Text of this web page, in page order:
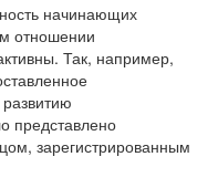
начинающих
отношении
Так, например,
представлено
зарегистрированным